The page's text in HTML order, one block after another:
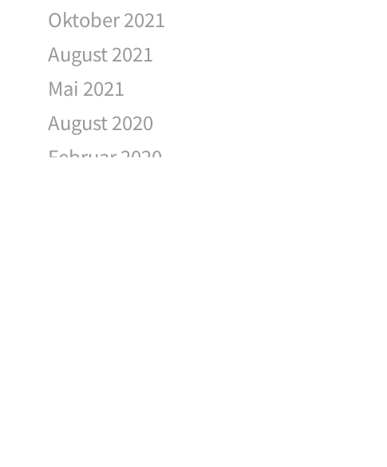
Oktober 2021
August 2021
Mai 2021
August 2020
Februar 2020